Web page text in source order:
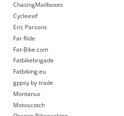
ChasingMailboxes
Cycleexif
Eric Parsons
Far Ride
Fat-Bike.com
Fatbikebrigade
Fatbiking.eu
gppsy by trade
Montanus
Motoscotch